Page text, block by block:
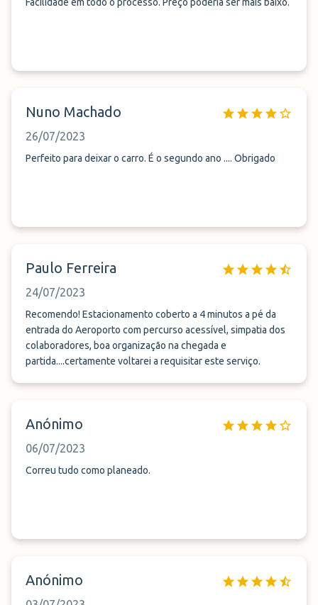
Nuno Machado
26/07/2023
Perfeito para deixar o carro. É o segundo ano .... Obrigado
Paulo Ferreira
24/07/2023
Recomendo! Estacionamento coberto a 4 minutos a pé da
entrada do Aeroporto com percurso acessível, simpatia dos
colaboradores, boa organização na chegada e
partida....certamente voltarei a requisitar este serviço.
Anónimo
06/07/2023
Correu tudo como planeado.
Anónimo